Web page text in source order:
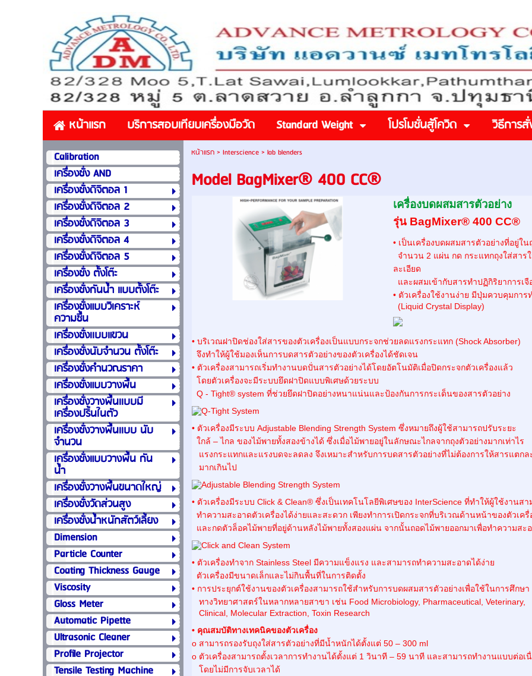
หน้าแรก บริการสอบเทียบเครื่องมือวัด Standard Weight โปรโมชั่นสู้โควิด วิธีการ
Calibration
เครื่องชั่ง AND
เครื่องชั่งดิจิตอล 1
เครื่องชั่งดิจิตอล 2
เครื่องชั่งดิจิตอล 3
เครื่องชั่งดิจิตอล 4
เครื่องชั่งดิจิตอล 5
เครื่องชั่ง ตั้งโต๊ะ
เครื่องชั่งกันน้ำ แบบตั้งโต๊ะ
เครื่องชั่งแบบวิเคราะห์
ความชื้น
เครื่องชั่งเเบบแขวน
เครื่องชั่งนับจำนวน ตั้งโต๊ะ
เครื่องชั่งคำนวณราคา
เครื่องชั่งแบบวางพื้น
เครื่องชั่งวางพื้นเเบบมี
เครื่องปริ้นในตัว
เครื่องชั่งวางพื้นเเบบ นับ
จำนวน
เครื่องชั่งแบบวางพื้น กัน
น้ำ
เครื่องชั่งวางพื้นขนาดใหญ่
เครื่องชั่งวัดส่วนสูง
เครื่องชั่งน้ำหนักสัตว์เลี้ยง
Dimension
Particle Counter
Coating Thickness Gauge
Viscosity
Gloss Meter
Automatic Pipette
Ultrasonic Cleaner
Profile Projector
Tensile Testing Machine
หน้าแรก> Interscience> lab blenders
Model BagMixer® 400 CC®
เครื่องบดผสมสารตัวอย่าง
รุ่น BagMixer® 400 CC®
• เป็นเครื่องบดผสมสารตัวอย่างที่อยู่
จำนวน 2 แผ่น กด กระแทกถุงใส่สาร
ละเอียด
และผสมเข้ากับสารทำปฏิกิริยาการเ
• ตัวเครื่องใช้งานง่าย มีปุ่มควบคุมกา
(Liquid Crystal Display)
• บริเวณฝาปิดช่องใส่สารของตัวเครื่องเป็นแบบกระจกช่วยลดแรงกระแทก (Shock Absorber)
จึงทำให้ผู้ใช้มองเห็นการบดสารตัวอย่างของตัวเครื่องได้ชัดเจน
• ตัวเครื่องสามารถเริ่มทำงานบดปั่นสารตัวอย่างได้โดยอัตโนมัติเมื่อปิดกระจกตัวเครื่องแล้ว
โดยตัวเครื่องจะมีระบบยึดฝาปิดแบบพิเศษด้วยระบบ
Q - Tight® system ที่ช่วยยึดฝาปิดอย่างหนาแน่นและป้องกันการกระเด็นของสารตัวอย่าง
• ตัวเครื่องมีระบบ Adjustable Blending Strength System ซึ่งหมายถึงผู้ใช้สามารถปรับระยะ
ใกล้ – ไกล ของไม้พายทั้งสองข้างได้ ซึ่งเมื่อไม้พายอยู่ในลักษณะไกลจากถุงตัวอย่างมากเท่าไร
แรงกระแทกและแรงบดจะลดลง จึงเหมาะสำหรับการบดสารตัวอย่างที่ไม่ต้องการให้สารแตกล
มากเกินไป
• ตัวเครื่องมีระบบ Click & Clean® ซึ่งเป็นเทคโนโลยีพิเศษของ InterScience ที่ทำให้ผู้ใช้งานสา
ทำความสะอาดตัวเครื่องได้ง่ายและสะดวก เพียงทำการเปิดกระจกที่บริเวณด้านหน้าของตัวเค
และกดตัวล็อคไม้พายที่อยู่ด้านหลังไม้พายทั้งสองแผ่น จากนั้นถอดไม้พายออกมาเพื่อทำความสะอ
• ตัวเครื่องทำจาก Stainless Steel มีความแข็งแรง และสามารถทำความสะอาดได้ง่าย
ตัวเครื่องมีขนาดเล็กและไม่กินพื้นที่ในการติดตั้ง
• การประยุกต์ใช้งานของตัวเครื่องสามารถใช้สำหรับการบดผสมสารตัวอย่างเพื่อใช้ในการศึกษา
ทางวิทยาศาสตร์ในหลากหลายสาขา เช่น Food Microbiology, Pharmaceutical, Veterinary,
Clinical, Molecular Extraction, Toxin Research
• คุณสมบัติทางเทคนิคของตัวเครื่อง
o สามารถรองรับถุงใส่สารตัวอย่างที่มีน้ำหนักได้ตั้งแต่ 50 – 300 ml
o ตัวเครื่องสามารถตั้งเวลาการทำงานได้ตั้งแต่ 1 วินาที – 59 นาที และสามารถทำงานแบบต่อเ
โดยไม่มีการจับเวลาได้